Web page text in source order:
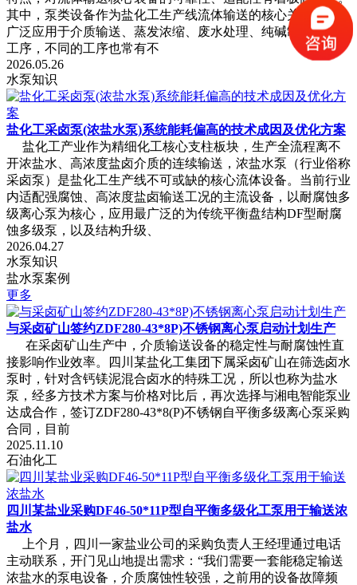
其中，泵类设备作为盐化工生产线流体输送的核心关键设备，
广泛应用于介质输送、蒸发浓缩、废水处理、纯碱制备等核心
工序，不同的工序也常有不
2026.05.26
水泵知识
盐化工采卤泵(浓盐水泵)系统能耗偏高的技术成因及优化方案
盐化工产业作为精细化工核心支柱板块，生产全流程离不
开浓盐水、高浓度盐卤介质的连续输送，浓盐水泵（行业俗称
采卤泵）是盐化工生产线不可或缺的核心流体设备。当前行业
内适配强腐蚀、高浓度盐卤输送工况的主流设备，以耐腐蚀多
级离心泵为核心，应用最广泛的为传统平衡盘结构DF型耐腐
蚀多级泵，以及结构升级、
2026.04.27
水泵知识
盐水泵案例
更多
与采卤矿山签约ZDF280-43*8P)不锈钢离心泵启动计划生产
在采卤矿山生产中，介质输送设备的稳定性与耐腐蚀性直
接影响作业效率。四川某盐化工集团下属采卤矿山在筛选卤水
泵时，针对含钙镁泥混合卤水的特殊工况，所以也称为盐水
泵，经多方技术方案与价格对比后，再次选择与湘电智能泵业
达成合作，签订ZDF280-43*8(P)不锈钢自平衡多级离心泵采购
合同，目前
2025.11.10
石油化工
四川某盐业采购DF46-50*11P型自平衡多级化工泵用于输送浓
盐水
上个月，四川一家盐业公司的采购负责人王经理通过电话
主动联系，开门见山地提出需求：“我们需要一套能稳定输送
浓盐水的泵电设备，介质腐蚀性较强，之前用的设备故障频